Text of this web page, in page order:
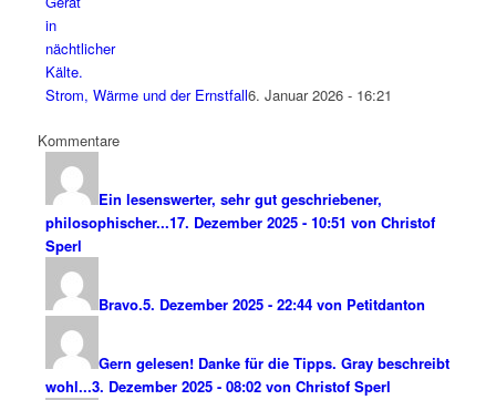
Strom, Wärme und der Ernstfall6. Januar 2026 - 16:21
Kommentare
Ein lesenswerter, sehr gut geschriebener,
philosophischer...17. Dezember 2025 - 10:51 von Christof
Sperl
Bravo.5. Dezember 2025 - 22:44 von Petitdanton
Gern gelesen! Danke für die Tipps. Gray beschreibt
wohl...3. Dezember 2025 - 08:02 von Christof Sperl